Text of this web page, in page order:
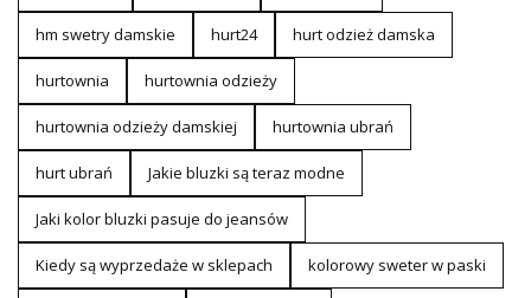
hm swetry damskie hurt24 hurt odzież damska
hurtownia hurtownia odzieży
hurtownia odzieży damskiej hurtownia ubrań
hurt ubrań Jakie bluzki są teraz modne
Jaki kolor bluzki pasuje do jeansów
Kiedy są wyprzedaże w sklepach kolorowy sweter w paski